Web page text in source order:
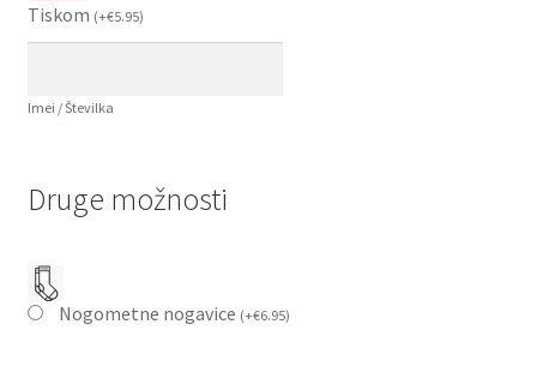
Tiskom (+€5.95)
Imei / Številka
Druge možnosti
Nogometne nogavice (+€6.95)